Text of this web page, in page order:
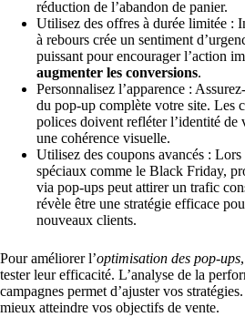
réduction de l’abandon de panier.
Utilisez des offres à durée limitée :
à rebours crée un sentiment
puissant pour encourager l’action
augmenter les conversions.
Personnalisez l’apparence :
du pop-up complète votre site. Les
polices doivent refléter l’identité de
une cohérence visuelle.
Utilisez des coupons avancés : Lors
spéciaux comme le Black Friday,
via pop-ups peut attirer un trafic
révèle être une stratégie efficace
nouveaux clients.
Pour améliorer l’optimisation des pop-ups
tester leur efficacité. L’analyse de la
campagnes permet d’ajuster vos
mieux atteindre vos objectifs de vente.